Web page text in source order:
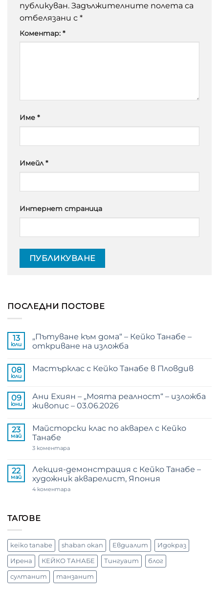
публикуван. Задължителните полета са
отбелязани с *
Коментар: *
Име *
Имейл*
Интернет страница
ПОСЛЕДНИ ПОСТОВЕ
13
юли
„Пътуване към дома“ – Кейко Танабе –
откриване на изложба
за
„Пътуване
–
Кейко
Танабе
на
изложба
08
юли
Мастърклас с Кейко Танабе в Пловдив
Мастърклас
с
Кейко
Пловдив
09
юни
Ани Ехиян – „Моята реалност“ – изложба
живопис – 03.06.2026
за
Ани
Ехиян
–
изложба
живопис
03.06.2026
23
май
Майсторски клас по акварел с Кейко
Танабе
3 коментараза
по
акварел
с
Танабе
22
май
Лекция-демонстрация с Кейко Танабе –
художник акварелист, Япония
4 коментараза
акварелист,
Япония
ТАГОВЕ
keiko tanabe shaban okan Евдиалит Идокраз
Ирена КЕЙКО ТАНАБЕ Тингуаит блог
султанит танзанит